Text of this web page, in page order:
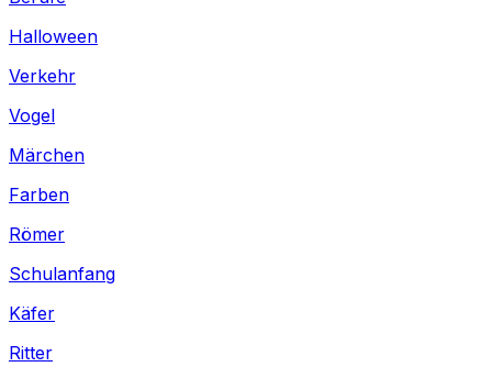
Halloween
Verkehr
Vogel
Märchen
Farben
Römer
Schulanfang
Käfer
Ritter